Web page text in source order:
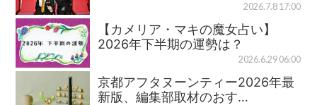
2026.7.8 17:00
【カメリア・マキの魔女占い】
2026年下半期の運勢は？
2026.6.29 06:00
京都アフタヌーンティー2026年最
新版、編集部取材のおす…